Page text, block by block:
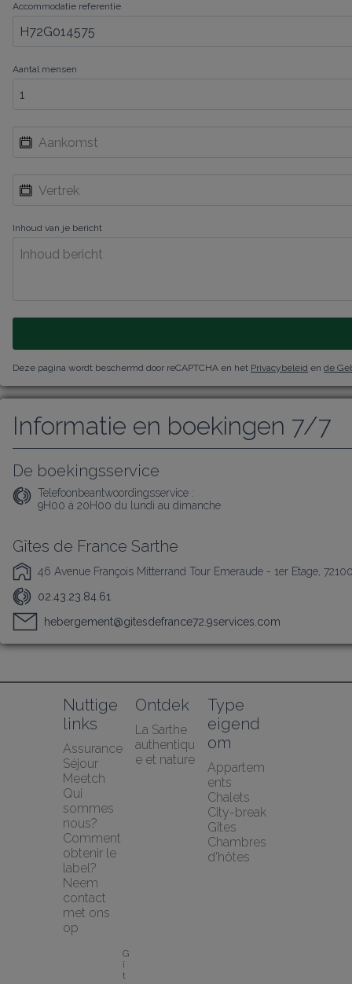
Accommodatie referentie
Aantal mensen
Inhoud van je bericht
Deze pagina wordt beschermd door reCAPTCHA en het Privacybeleid en de
Informatie en boekingen 7/7
De boekingsservice
Telefoonbeantwoordingsservice :
9H00 à 20H00 du lundi au dimanche
Gîtes de France Sarthe
46 Avenue François Mitterrand Tour Emeraude - 1er Etage,
02.43.23.84.61
hebergement@gitesdefrance72.9services.com
Nuttige
links
Assurance
Séjour
Meetch
Qui
sommes
nous?
Comment
obtenir le
label?
Neem
contact
met ons
op
Ontdek
La Sarthe
authentiqu
e et nature
Type
eigend
om
Appartem
ents
Chalets
City-break
Gîtes
Chambres
d'hôtes
G
î
t